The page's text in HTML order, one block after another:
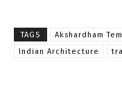
TAGS Akshardham
Indian Architecture